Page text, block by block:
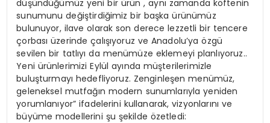
düşündüğümüz yeni bir ürün , aynı zamanda köftenin
sunumunu değiştirdiğimiz bir başka ürünümüz
bulunuyor, ilave olarak son derece lezzetli bir tencere
çorbası üzerinde çalışıyoruz ve Anadolu’ya özgü
sevilen bir tatlıyı da menümüze eklemeyi planlıyoruz..
Yeni ürünlerimizi Eylül ayında müşterilerimizle
buluşturmayı hedefliyoruz. Zenginleşen menümüz,
geleneksel mutfağın modern sunumlarıyla yeniden
yorumlanıyor” ifadelerini kullanarak, vizyonlarını ve
büyüme modellerini şu şekilde özetledi: